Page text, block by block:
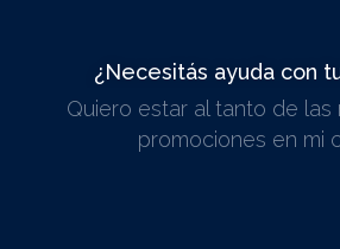
¿Necesitás ayuda con
ESCRIBINOS
Quiero estar al tanto de
promociones en mi